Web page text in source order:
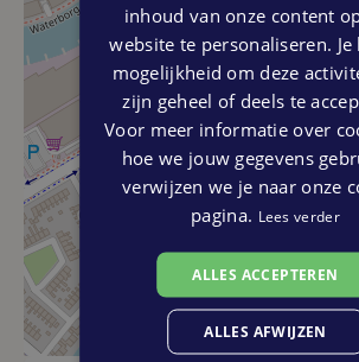
inhoud van onze content
website te personaliseren. Je
mogelijkheid om deze
zijn geheel of deels te
Voor meer informatie over
hoe we jouw gegevens
verwijzen we je naar onze
pagina. Lees verder
ALLES ACCEPTEREN
ALLES AFWIJZEN